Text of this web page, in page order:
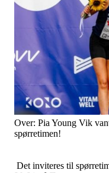
Over: Pia Young Vik
spørretimen!
Det inviteres til